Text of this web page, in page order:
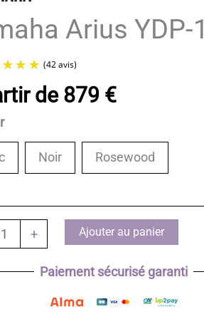
Arius YDP-
de 879 €
Noir Rosewood
+ Ajouter au panier
Paiement sécurisé garanti